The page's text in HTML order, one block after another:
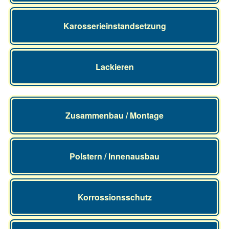
Karosserieinstandsetzung
Lackieren
Zusammenbau / Montage
Polstern / Innenausbau
Korrossionsschutz